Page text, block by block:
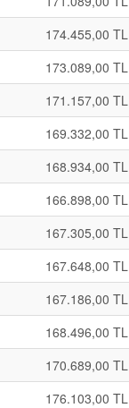
174.455,00 TL
173.089,00 TL
171.157,00 TL
169.332,00 TL
168.934,00 TL
166.898,00 TL
167.305,00 TL
167.648,00 TL
167.186,00 TL
168.496,00 TL
170.689,00 TL
176.103,00 TL